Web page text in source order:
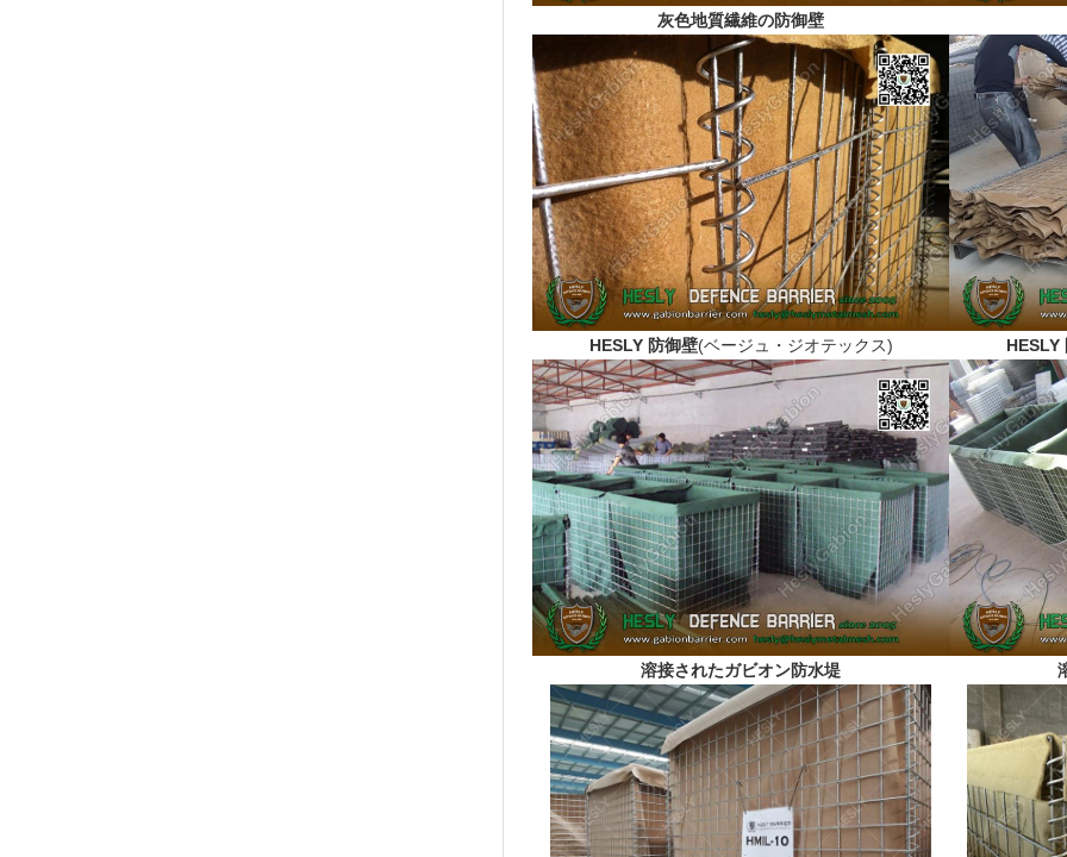
灰色地質繊維の防御壁
HESLY 防御壁(ベージュ・ジオテックス) HESLY
溶接されたガビオン防水堤